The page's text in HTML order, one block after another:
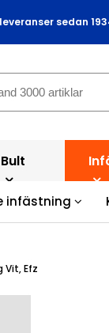
sedan
Bult
infästning
Vit, Efz